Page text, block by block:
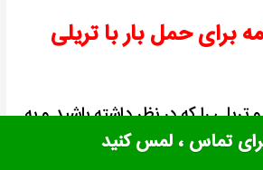
برای حمل بار با تریلی
تریلی را که در نظر داشته باشید و به
همراه با بارنامه انجام خواهد شد و
تماس ، لمس کنید